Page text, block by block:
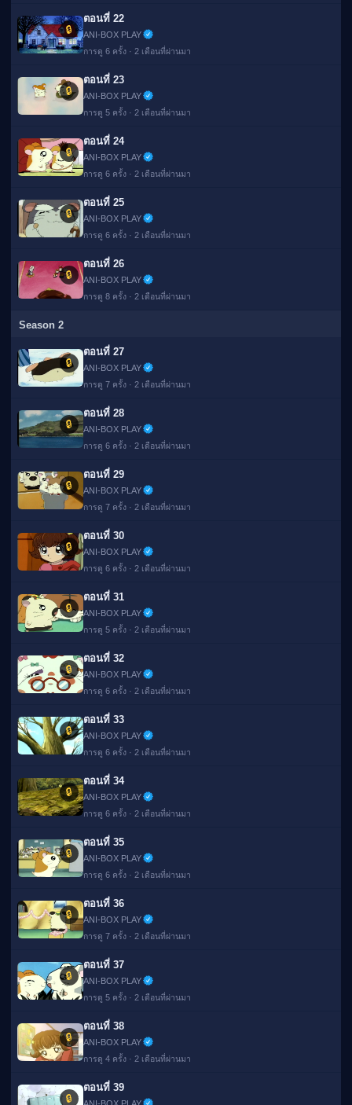
🔒
ตอนที่ 22
ANI-BOX PLAY
การดู 6 ครั้ง · 2 เดือนที่ผ่านมา
🔒
ตอนที่ 23
ANI-BOX PLAY
การดู 5 ครั้ง · 2 เดือนที่ผ่านมา
🔒
ตอนที่ 24
ANI-BOX PLAY
การดู 6 ครั้ง · 2 เดือนที่ผ่านมา
🔒
ตอนที่ 25
ANI-BOX PLAY
การดู 6 ครั้ง · 2 เดือนที่ผ่านมา
🔒
ตอนที่ 26
ANI-BOX PLAY
การดู 8 ครั้ง · 2 เดือนที่ผ่านมา
Season 2
🔒
ตอนที่ 27
ANI-BOX PLAY
การดู 7 ครั้ง · 2 เดือนที่ผ่านมา
🔒
ตอนที่ 28
ANI-BOX PLAY
การดู 6 ครั้ง · 2 เดือนที่ผ่านมา
🔒
ตอนที่ 29
ANI-BOX PLAY
การดู 7 ครั้ง · 2 เดือนที่ผ่านมา
🔒
ตอนที่ 30
ANI-BOX PLAY
การดู 6 ครั้ง · 2 เดือนที่ผ่านมา
🔒
ตอนที่ 31
ANI-BOX PLAY
การดู 5 ครั้ง · 2 เดือนที่ผ่านมา
🔒
ตอนที่ 32
ANI-BOX PLAY
การดู 6 ครั้ง · 2 เดือนที่ผ่านมา
🔒
ตอนที่ 33
ANI-BOX PLAY
การดู 6 ครั้ง · 2 เดือนที่ผ่านมา
🔒
ตอนที่ 34
ANI-BOX PLAY
การดู 6 ครั้ง · 2 เดือนที่ผ่านมา
🔒
ตอนที่ 35
ANI-BOX PLAY
การดู 6 ครั้ง · 2 เดือนที่ผ่านมา
🔒
ตอนที่ 36
ANI-BOX PLAY
การดู 7 ครั้ง · 2 เดือนที่ผ่านมา
🔒
ตอนที่ 37
ANI-BOX PLAY
การดู 5 ครั้ง · 2 เดือนที่ผ่านมา
🔒
ตอนที่ 38
ANI-BOX PLAY
การดู 4 ครั้ง · 2 เดือนที่ผ่านมา
🔒
ตอนที่ 39